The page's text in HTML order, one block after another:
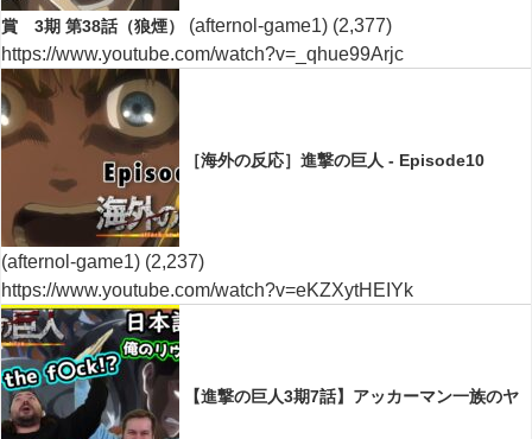
賞 3期 第38話（狼煙） (afternol-game1) (2,377)
https://www.youtube.com/watch?v=_qhue99Arjc
［海外の反応］進撃の巨人 - Episode10
(afternol-game1) (2,237)
https://www.youtube.com/watch?v=eKZXytHEIYk
【進撃の巨人3期7話】アッカーマン一族のヤ